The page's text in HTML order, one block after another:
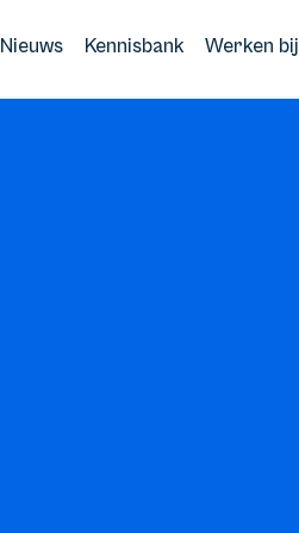
Nieuws Kennisbank Werken bij